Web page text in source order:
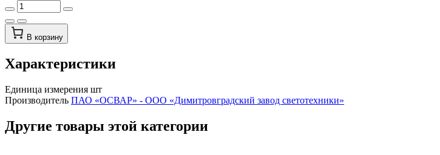
В корзину
Характеристики
Единица измерения шт
Производитель ПАО «ОСВАР» - ООО «Димитровградский завод светотехники»
Другие товары этой категории